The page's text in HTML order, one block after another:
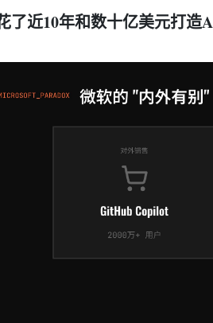
了近10年和数十亿美元打造